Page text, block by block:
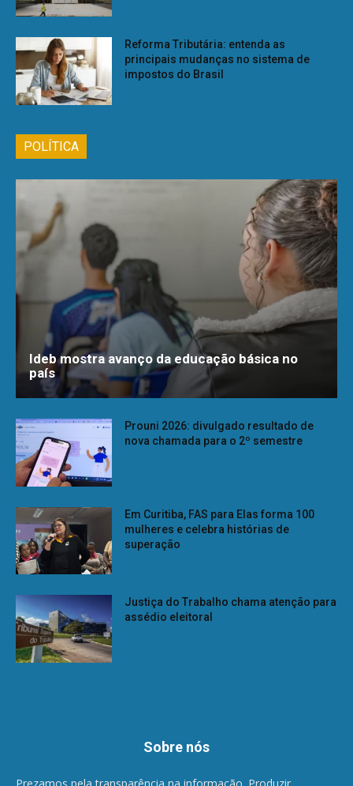
Reforma Tributária: entenda as
principais mudanças no sistema de
impostos do Brasil
POLÍTICA
Ideb mostra avanço da educação básica no
país
Prouni 2026: divulgado resultado de
nova chamada para o 2º semestre
Em Curitiba, FAS para Elas forma 100
mulheres e celebra histórias de
superação
Justiça do Trabalho chama atenção para
assédio eleitoral
Sobre nós